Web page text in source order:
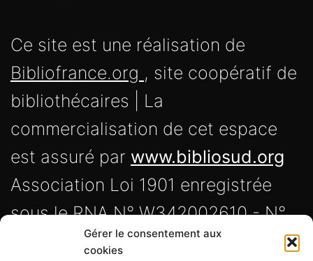
Gérer le consentement aux
cookies
Ce site est une réalisation de
Bibliofrance.org , site coopératif de
bibliothécaires | La
commercialisation de cet espace
est assuré par www.bibliosud.org
Association Loi 1901 enregistrée
sous le RNA N° W342002610 - N°
Siret 838 720 191 00017 -